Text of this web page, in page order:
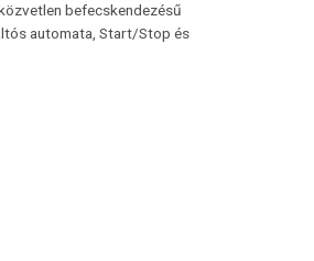
befecskendezésű
automata, Start/Stop és